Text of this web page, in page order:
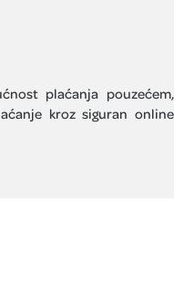
plaćanja pouzećem,
kroz siguran online